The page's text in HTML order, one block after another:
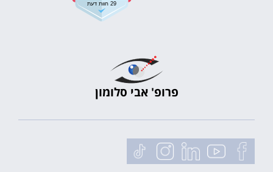
29 חוות דעת
פרופ' אבי סלומון